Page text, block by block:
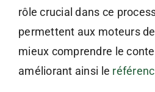
rôle crucial dans ce
permettent aux moteurs
mieux comprendre le
améliorant ainsi le